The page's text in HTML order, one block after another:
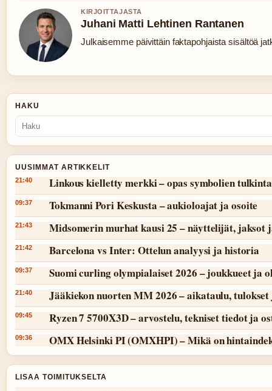
KIRJOITTAJASTA
Juhani Matti Lehtinen Rantanen
Julkaisemme päivittäin faktapohjaista sisältöä
HAKU
UUSIMMAT ARTIKKELIT
21:40 Linkous kielletty merkki – opas symbolien
09:37 Tokmanni Pori Keskusta – aukioloajat ja osoite
21:43 Midsomerin murhat kausi 25 – näyttelijät, jaksot
21:42 Barcelona vs Inter: Ottelun analyysi ja historia
09:37 Suomi curling olympialaiset 2026 – joukkueet ja
21:40 Jääkiekon nuorten MM 2026 – aikataulu,
09:45 Ryzen 7 5700X3D – arvostelu, tekniset tiedot ja
09:36 OMX Helsinki PI (OMXHPI) – Mikä on
LISAA TOIMITUKSELTA